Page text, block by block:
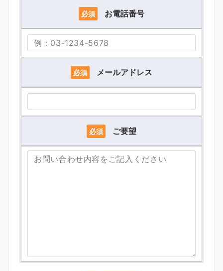
必須 お電話番号
必須 メールアドレス
必須 ご要望